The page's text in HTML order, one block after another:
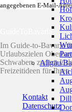
angegebenen E-Mail-
GuideToBavaria
Im Guide-to-Bavaria
Urlaubszielen
Schwaben, zudem
Freizeitideen für
Kontakt
Datenschutz
Allgäu/